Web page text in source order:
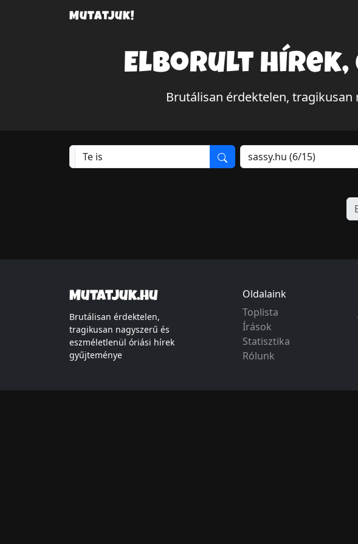
Mutatjuk!
Elborult hírek,
Brutálisan érdektelen,
Mutatjuk.hu
Brutálisan érdektelen,
tragikusan nagyszerű és
eszméletlenül óriási hírek
gyűjteménye
Oldalaink
Toplista
Írások
Statisztika
Rólunk